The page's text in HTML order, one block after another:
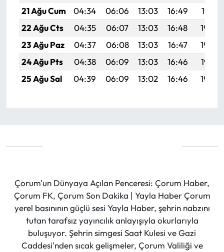
21 Ağu Cum
04:34 06:06 13:03 16:49
19:51
22 Ağu Cts
04:35 06:07 13:03 16:48
19:50
23 Ağu Paz
04:37 06:08 13:03 16:47
19:48
24 Ağu Pts
04:38 06:09 13:03 16:46
19:47
25 Ağu Sal
04:39 06:09 13:02 16:46 19:45
Çorum'un Dünyaya Açılan Penceresi: Çorum Haber,
Çorum FK, Çorum Son Dakika | Yayla Haber Çorum
yerel basınının güçlü sesi Yayla Haber, şehrin nabzını
tutan tarafsız yayıncılık anlayışıyla okurlarıyla
buluşuyor. Şehrin simgesi Saat Kulesi ve Gazi
Caddesi'nden sıcak gelişmeler, Çorum Valiliği ve